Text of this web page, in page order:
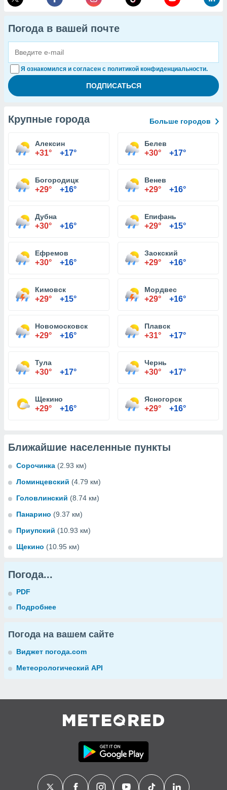
Погода в вашей почте
Я ознакомился и согласен с политикой конфиденциальности.
Крупные города Больше городов
Алексин
+31° +17°
Белев
+30° +17°
Богородицк
+29° +16°
Венев
+29° +16°
Дубна
+30° +16°
Епифань
+29° +15°
Ефремов
+30° +16°
Заокский
+29° +16°
Кимовск
+29° +15°
Мордвес
+29° +16°
Новомосковск
+29° +16°
Плавск
+31° +17°
Тула
+30° +17°
Чернь
+30° +17°
Щекино
+29° +16°
Ясногорск
+29° +16°
Ближайшие населенные пункты
Сорочинка (2.93 км)
Ломинцевский (4.79 км)
Головлинский (8.74 км)
Панарино (9.37 км)
Приупский (10.93 км)
Щекино (10.95 км)
Погода...
PDF
Подробнее
Погода на вашем сайте
Виджет погода.com
Метеорологический API